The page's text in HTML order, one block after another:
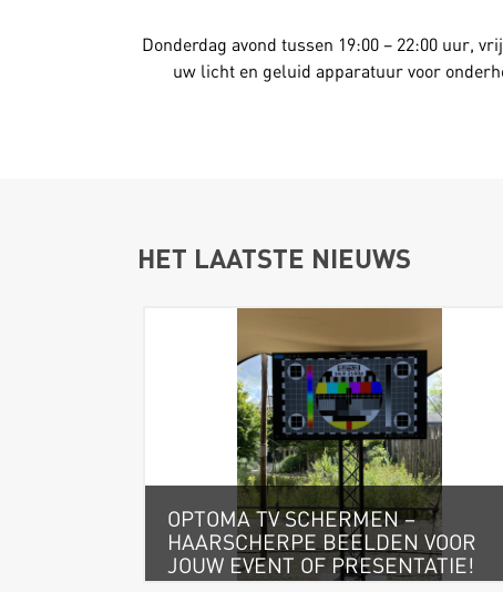
Donderdag avond tussen 19:00 – 22:00 uur,
uw licht en geluid apparatuur voor
HET LAATSTE NIEUWS
OPTOMA TV SCHERMEN –
HAARSCHERPE BEELDEN VOOR
JOUW EVENT OF PRESENTATIE!